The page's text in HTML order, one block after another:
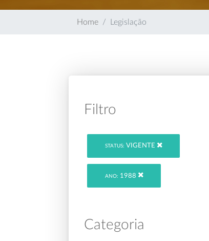
Home Legislação
Filtro
STATUS: VIGENTE
ANO: 1988
Categoria